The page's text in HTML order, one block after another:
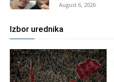
August 6, 2026
Izbor urednika